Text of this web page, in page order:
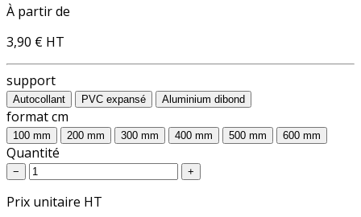
À partir de
3,90 € HT
support
Autocollant PVC expansé Aluminium dibond
format cm
100 mm 200 mm 300 mm 400 mm 500 mm 600 mm
Quantité
− +
Prix unitaire HT